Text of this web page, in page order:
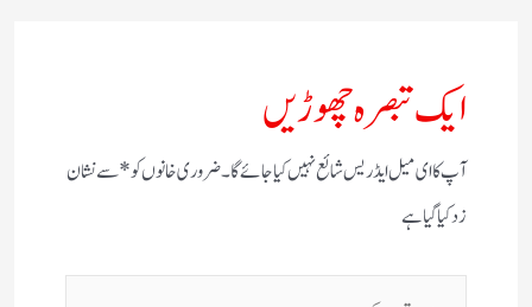
ایک تبصرہ چھوڑیں
آپ کا ای میل ایڈریس شائع نہیں کیا جائے گا۔ضروری خانوں کو*سے نشان
زد کیا گیا ہے